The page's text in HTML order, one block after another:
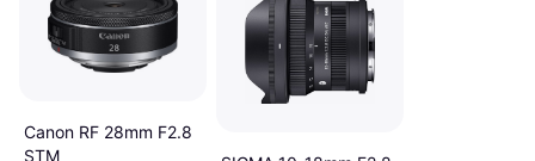
Canon RF 28mm F2.8
STM